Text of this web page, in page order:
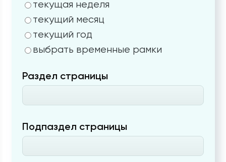
текущая неделя
текущий месяц
текущий год
выбрать временные рамки
Раздел страницы
Подпаздел страницы